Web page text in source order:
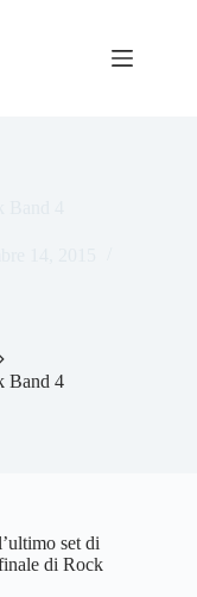
Band 4
set di
di Rock